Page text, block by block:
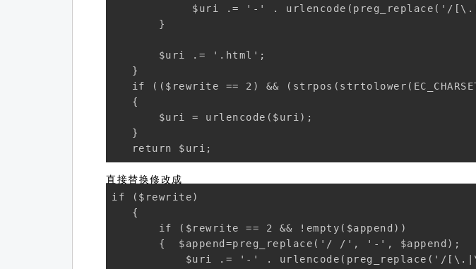
$uri .= '-' . urlencode(preg_replace('/
}
$uri .= '.html';
}
if (($rewrite == 2) &&
{
$uri = urlencode($uri);
}
return $uri;
直接替换修改成
if ($rewrite)
{
if ($rewrite == 2 && !empty($append))
{  $append=preg_replace('/ /', '-', $append);
$uri .= '-' . urlencode(preg_replace('/